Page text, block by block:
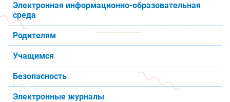
Электронная информационно-образовательная
среда
Родителям
Учащимся
Безопасность
Электронные журналы